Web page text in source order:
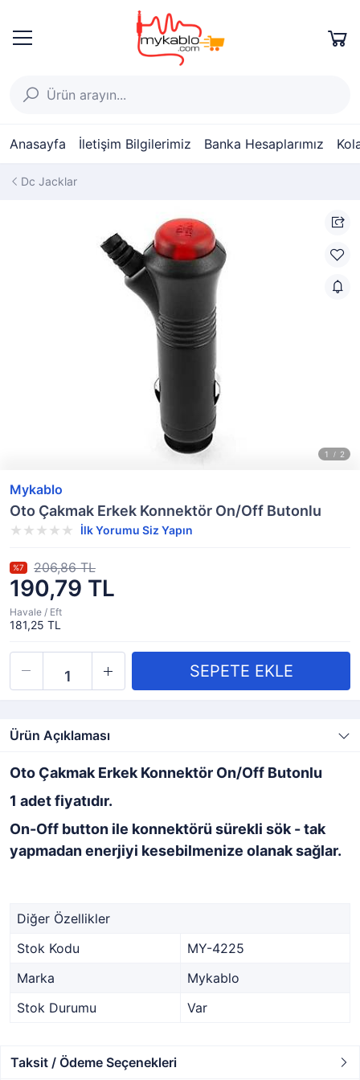
Anasayfa İletişim Bilgilerimiz Banka Hesaplarımız
Dc Jacklar
Mykablo
Oto Çakmak Erkek Konnektör On/Off Butonlu
İlk Yorumu Siz Yapın
190,79 TL
%7 206,86 TL
Havale / Eft
181,25 TL
Ürün Açıklaması
Oto Çakmak Erkek Konnektör On/Off Butonlu
1 adet fiyatıdır.
On-Off button ile konnektörü sürekli sök - tak
yapmadan enerjiyi kesebilmenize olanak sağlar.
Diğer Özellikler
Stok Kodu
MY-4225
Marka
Mykablo
Stok Durumu
Var
Taksit / Ödeme Seçenekleri